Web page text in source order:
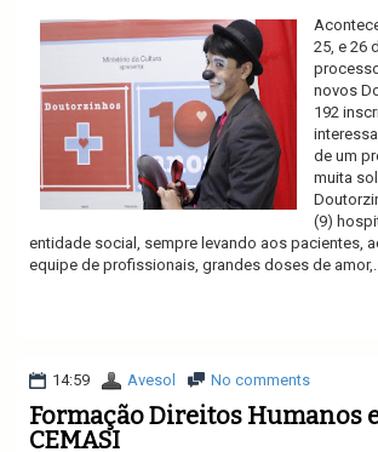
25, e 26
novos
192
de um
muita
(9)
entidade social, sempre levando aos pacientes,
equipe de profissionais, grandes doses de amor,...
14:59 Avesol No comments
Formação Direitos Humanos
CEMASI